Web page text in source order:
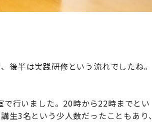
後半は実践研修という流れでしたね。
行いました。20時から22時までとい
生3名という少人数だったこともあり、